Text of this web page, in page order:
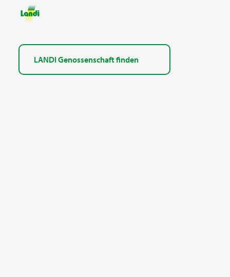
LANDI Genossenschaft finden